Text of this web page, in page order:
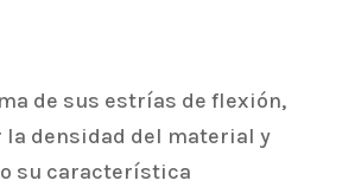
de sus estrías de flexión,
la densidad del material y
su característica